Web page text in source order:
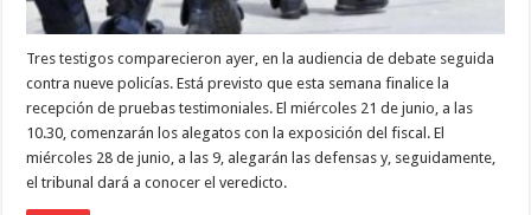
Tres testigos comparecieron ayer, en la audiencia de debate seguida
contra nueve policías. Está previsto que esta semana finalice la
recepción de pruebas testimoniales. El miércoles 21 de junio, a las
10.30, comenzarán los alegatos con la exposición del fiscal. El
miércoles 28 de junio, a las 9, alegarán las defensas y, seguidamente,
el tribunal dará a conocer el veredicto.